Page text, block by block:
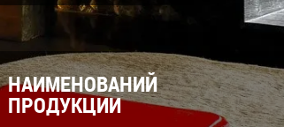
НАИМЕНОВАНИЙ
ПРОДУКЦИИ